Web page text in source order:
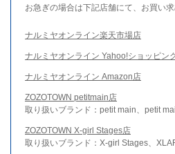
お急ぎの場合は下記店舗にて、お買い求
ナルミヤオンライン楽天市場店
ナルミヤオンライン Yahoo!ショッピン
ナルミヤオンライン Amazon店
ZOZOTOWN petitmain店
取り扱いブランド：petit main、petit
ZOZOTOWN X-girl Stages店
取り扱いブランド：X-girl Stages、